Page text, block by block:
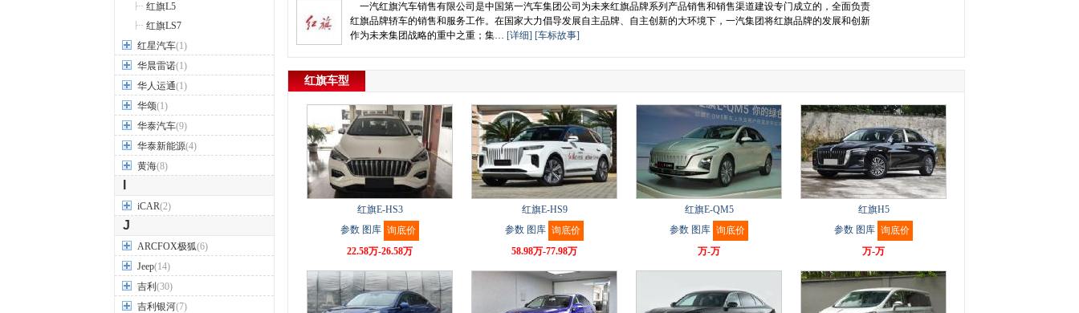
红旗L5
红旗LS7
红星汽车(1)
华晨雷诺(1)
华人运通(1)
华颂(1)
华泰汽车(9)
华泰新能源(4)
黄海(8)
iCAR(2)
J
ARCFOX极狐(6)
Jeep(14)
吉利 (30)
吉利银河(7)
一汽红旗汽车销售有限公司是中国第一汽车集团公司为未来红旗品牌系列产品销售和销售渠道建设专门成立的，全面负责
红旗品牌轿车的销售和服务工作。在国家大力倡导发展自主品牌、自主创新的大环境下，一汽集团将红旗品牌的发展和创新
作为未来集团战略的重中之重；集… [详细] [车标故事]
红旗车型
红旗E-HS3
参数 图库 询底价
22.58万-26.58万
红旗E-HS9
参数 图库 询底价
58.98万-77.98万
红旗E-QM5
参数 图库 询底价
万-万
红旗H5
参数 图库 询底价
万-万